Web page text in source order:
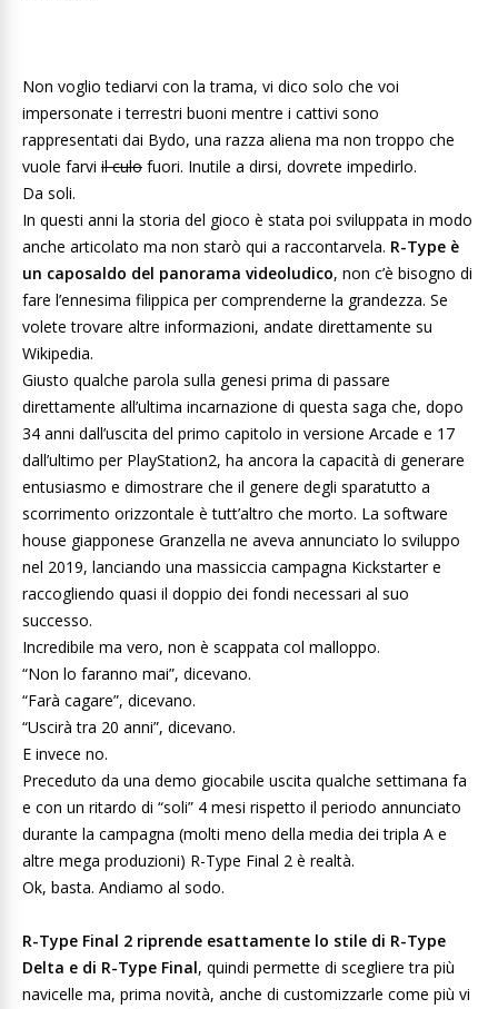
Non voglio tediarvi con la trama, vi dico solo che voi
impersonate i terrestri buoni mentre i cattivi sono
rappresentati dai Bydo, una razza aliena ma non troppo che
vuole farvi il culo fuori. Inutile a dirsi, dovrete impedirlo.
Da soli.
In questi anni la storia del gioco è stata poi sviluppata in modo
anche articolato ma non starò qui a raccontarvela. R-Type è
un caposaldo del panorama videoludico, non c’è bisogno di
fare l’ennesima filippica per comprenderne la grandezza. Se
volete trovare altre informazioni, andate direttamente su
Wikipedia.
Giusto qualche parola sulla genesi prima di passare
direttamente all’ultima incarnazione di questa saga che, dopo
34 anni dall’uscita del primo capitolo in versione Arcade e 17
dall’ultimo per PlayStation2, ha ancora la capacità di generare
entusiasmo e dimostrare che il genere degli sparatutto a
scorrimento orizzontale è tutt’altro che morto. La software
house giapponese Granzella ne aveva annunciato lo sviluppo
nel 2019, lanciando una massiccia campagna Kickstarter e
raccogliendo quasi il doppio dei fondi necessari al suo
successo.
Incredibile ma vero, non è scappata col malloppo.
“Non lo faranno mai”, dicevano.
“Farà cagare”, dicevano.
“Uscirà tra 20 anni”, dicevano.
E invece no.
Preceduto da una demo giocabile uscita qualche settimana fa
e con un ritardo di “soli” 4 mesi rispetto il periodo annunciato
durante la campagna (molti meno della media dei tripla A e
altre mega produzioni) R-Type Final 2 è realtà.
Ok, basta. Andiamo al sodo.
R-Type Final 2 riprende esattamente lo stile di R-Type
Delta e di R-Type Final, quindi permette di scegliere tra più
navicelle ma, prima novità, anche di customizzarle come più vi